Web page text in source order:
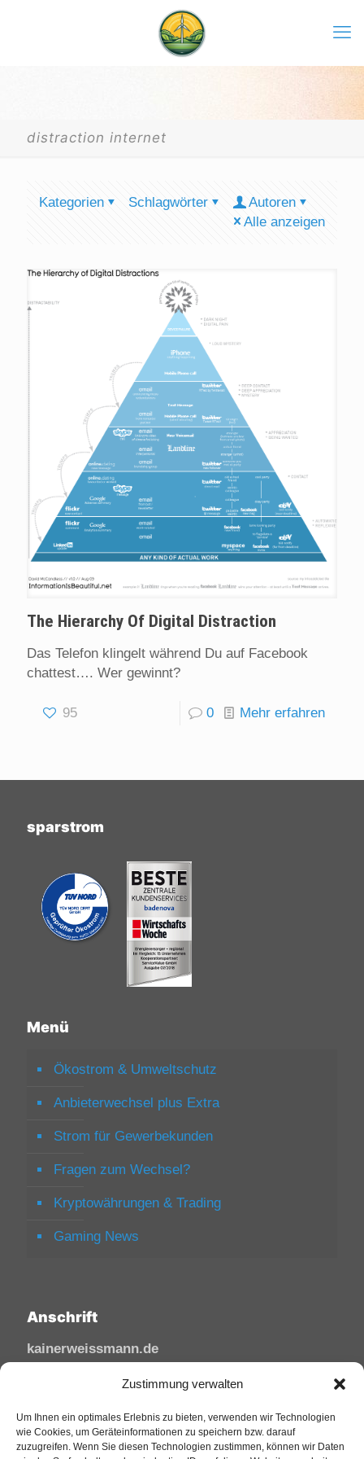
Zustimmung verwalten
Um Ihnen ein optimales Erlebnis zu bieten, verwenden wir Technologien
wie Cookies, um Geräteinformationen zu speichern bzw. darauf
zuzugreifen. Wenn Sie diesen Technologien zustimmen, können wir Daten
distraction internet
Kategorien Schlagwörter
Autoren
Alle anzeigen
The Hierarchy Of Digital Distraction
Das Telefon klingelt während Du auf Facebook
chattest…. Wer gewinnt?
95 0 Mehr erfahren
sparstrom
Menü
Ökostrom & Umweltschutz
Anbieterwechsel plus Extra
Strom für Gewerbekunden
Fragen zum Wechsel?
Kryptowährungen & Trading
Gaming News
Anschrift
kainerweissmann.de
Linzhausenstraße
Deutschland
Tel: 02644/945 81 88